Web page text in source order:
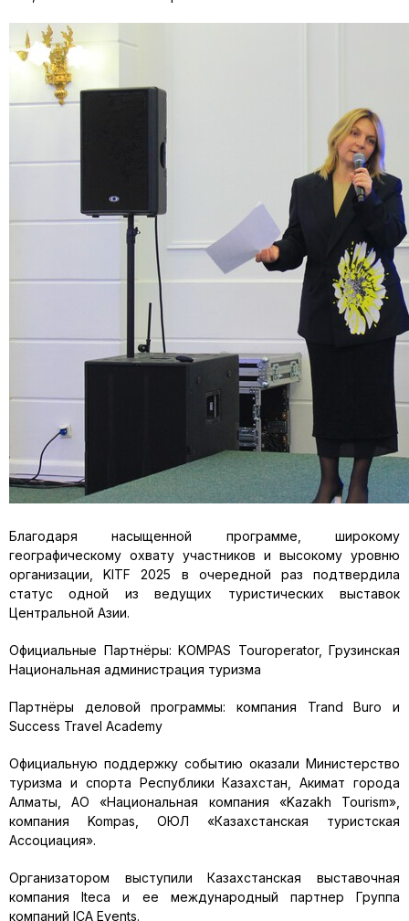
Благодаря насыщенной программе, широкому
географическому охвату участников и высокому уровню
организации, KITF 2025 в очередной раз подтвердила
статус одной из ведущих туристических выставок
Центральной Азии.
Официальные Партнёры: KOMPAS Touroperator, Грузинская
Национальная администрация туризма
Партнёры деловой программы: компания Trand Buro и
Success Travel Academy
Официальную поддержку событию оказали Министерство
туризма и спорта Республики Казахстан, Акимат города
Алматы, АО «Национальная компания «Kazakh Tourism»,
компания Kompas, ОЮЛ «Казахстанская туристская
Ассоциация».
Организатором выступили Казахстанская выставочная
компания Iteca и ее международный партнер Группа
компаний ICA Events.